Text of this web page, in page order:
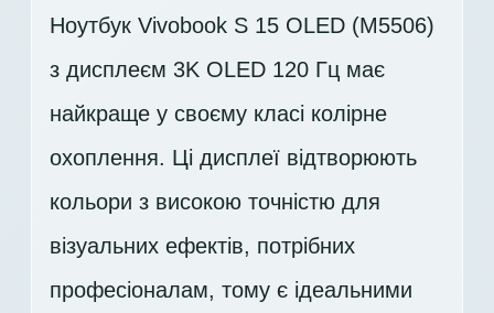
Ноутбук Vivobook S 15 OLED (M5506)
з дисплеєм 3K OLED 120 Гц має
найкраще у своєму класі колірне
охоплення. Ці дисплеї відтворюють
кольори з високою точністю для
візуальних ефектів, потрібних
професіоналам, тому є ідеальними